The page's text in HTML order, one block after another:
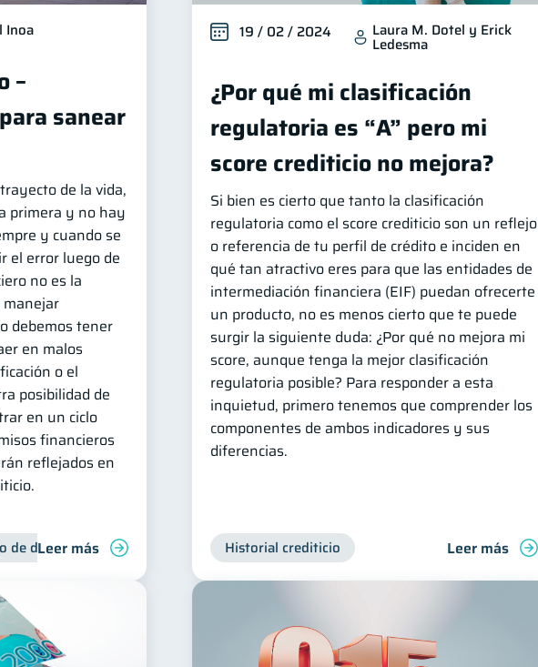
Inoa
–
sanear
de la vida,
primera y no hay
y cuando se
el error luego de
no es la
manejar
debemos tener
en malos
o el
posibilidad de
en un ciclo
financieros
reflejados en
de deudas Control de deudas
Leer más
19 / 02 / 2024 Laura M. Dotel y Erick
Ledesma
¿Por qué mi clasificación
regulatoria es “A” pero mi
score crediticio no mejora?
Si bien es cierto que tanto la clasificación
regulatoria como el score crediticio son un reflejo
o referencia de tu perfil de crédito e inciden en
qué tan atractivo eres para que las entidades de
intermediación financiera (EIF) puedan ofrecerte
un producto, no es menos cierto que te puede
surgir la siguiente duda: ¿Por qué no mejora mi
score, aunque tenga la mejor clasificación
regulatoria posible? Para responder a esta
inquietud, primero tenemos que comprender los
componentes de ambos indicadores y sus
diferencias.
Historial crediticio Leer más